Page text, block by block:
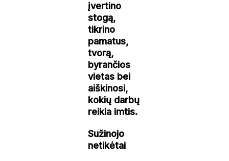
įvertino
stogą,
tikrino
pamatus,
tvorą,
byrančios
vietas bei
aiškinosi,
kokių darbų
reikia imtis.
Sužinojo
netikėtai